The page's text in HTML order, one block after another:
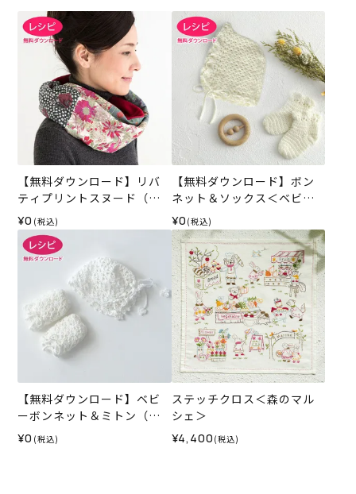
【無料ダウンロード】リバ
ティプリントスヌード（レ
シピ）
¥0 (税込)
【無料ダウンロード】ボン
ネット＆ソックス＜ベビー
パレット＞（レシピ）
¥0 (税込)
【無料ダウンロード】ベビ
ーボンネット＆ミトン（レ
シピ）
¥0 (税込)
ステッチクロス＜森のマル
シェ＞
¥4,400 (税込)